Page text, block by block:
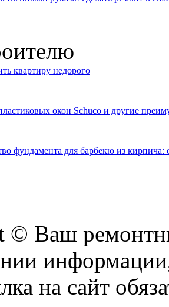
квартиру недорого
окон Schuco и другие
фундамента для барбекю из кирпича:
© Ваш
на сайт